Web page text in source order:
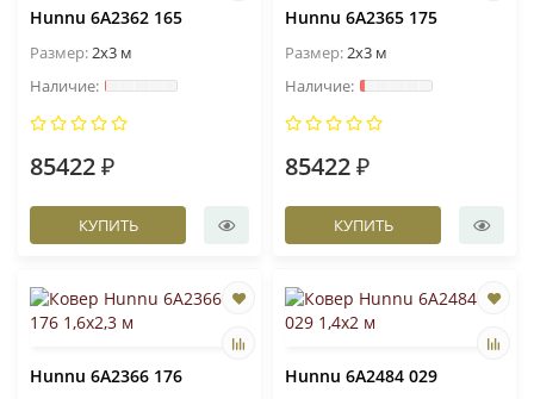
Hunnu 6A2362 165
Размер:2x3 м
85422 ₽
КУПИТЬ
Hunnu 6A2365 175
Размер:2x3 м
85422 ₽
КУПИТЬ
Hunnu 6A2366 176 Hunnu 6A2484 029